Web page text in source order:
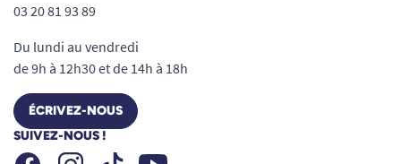
03 20 81 93 89
Du lundi au vendredi
de 9h à 12h30 et de 14h à 18h
ÉCRIVEZ-NOUS
SUIVEZ-NOUS !
FacebookInstagram Youtube